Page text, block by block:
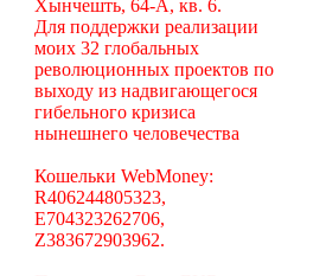
Хынчешть, 64-А, кв. 6.
Для поддержки реализации
моих 32 глобальных
революционных проектов по
выходу из надвигающегося
гибельного кризиса
нынешнего человечества
Кошельки WebMoney:
R406244805323,
E704323262706,
Z383672903962.